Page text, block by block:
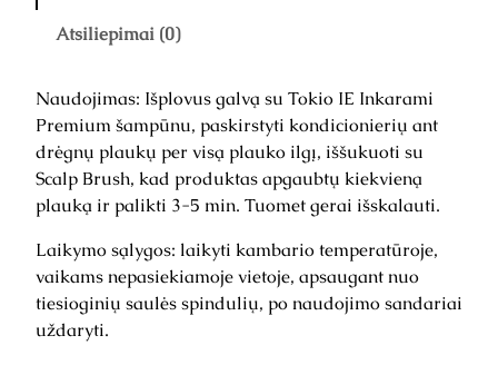
e
k
i
s
:
T
o
k
i
Atsiliepimai (0)
Naudojimas: Išplovus galvą su Tokio IE Inkarami
Premium šampūnu, paskirstyti kondicionierių ant
drėgnų plaukų per visą plauko ilgį, iššukuoti su
Scalp Brush, kad produktas apgaubtų kiekvieną
plauką ir palikti 3-5 min. Tuomet gerai išskalauti.
Laikymo sąlygos: laikyti kambario temperatūroje,
vaikams nepasiekiamoje vietoje, apsaugant nuo
tiesioginių saulės spindulių, po naudojimo sandariai
uždaryti.